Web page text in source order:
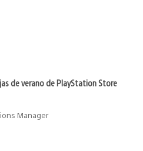
de verano de PlayStation Store
Manager